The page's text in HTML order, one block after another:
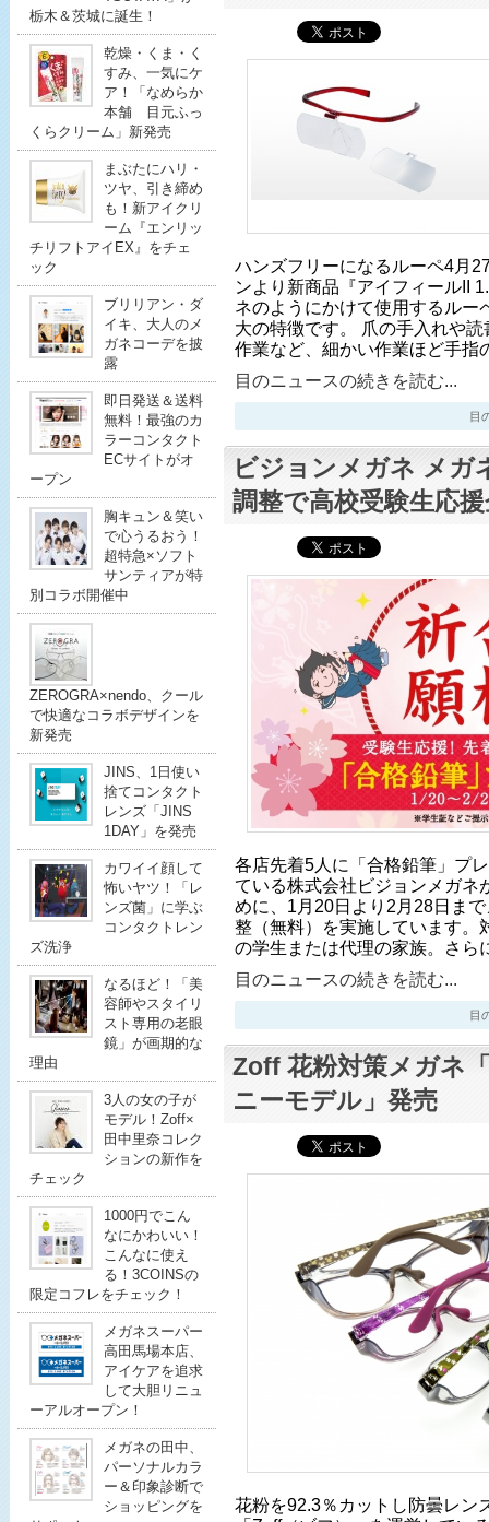
栃木＆茨城に誕生！
乾燥・くま・く
すみ、一気にケ
ア！「なめらか
本舗 目元ふっ
くらクリーム」新発売
まぶたにハリ・
ツヤ、引き締め
も！新アイクリ
ーム『エンリッ
チリフトアイEX』をチェ
ック
ブリリアン・ダ
イキ、大人のメ
ガネコーデを披
露
即日発送＆送料
無料！最強のカ
ラーコンタクト
ECサイトがオ
ープン
胸キュン＆笑い
で心うるおう！
超特急×ソフト
サンティアが特
別コラボ開催中
ZEROGRA×nendo、クール
で快適なコラボデザインを
新発売
JINS、1日使い
捨てコンタクト
レンズ「JINS
1DAY」を発売
カワイイ顔して
怖いヤツ！「レ
ンズ菌」に学ぶ
コンタクトレン
ズ洗浄
なるほど！「美
容師やスタイリ
スト専用の老眼
鏡」が画期的な
理由
3人の女の子が
モデル！Zoff×
田中里奈コレク
ションの新作を
チェック
1000円でこん
なにかわいい！
こんなに使え
る！3COINSの
限定コフレをチェック！
メガネスーパー
高田馬場本店、
アイケアを追求
して大胆リニュ
ーアルオープン！
メガネの田中、
パーソナルカラ
ー＆印象診断で
ショッピングを
ハンズフリーになるルーペ4月
ンより新商品『アイフィールII
ネのようにかけて使用するルー
大の特徴です。 爪の手入れや
作業など、細かい作業ほど手
目のニュースの続きを読む...
目
ビジョンメガネ メガ
調整で高校受験生応
各店先着5人に「合格鉛筆」プ
ている株式会社ビジョンメガネ
めに、1月20日より2月28日ま
整（無料）を実施しています。
の学生または代理の家族。さ
目のニュースの続きを読む...
目
Zoff 花粉対策メガネ
ニーモデル」発売
花粉を92.3％カットし防曇レン